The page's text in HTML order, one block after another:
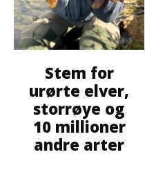
Stem for
urørte elver,
storrøye og
10 millioner
andre arter